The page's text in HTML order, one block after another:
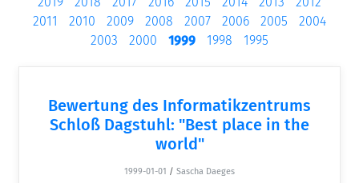
2011
2010 2009 2008 2007 2006 2005
2004
2003
2000 1999 1998 1995
Bewertung des Informatikzentrums
Schloß Dagstuhl: "Best place in the
world"
1999-01-01 / Sascha Daeges